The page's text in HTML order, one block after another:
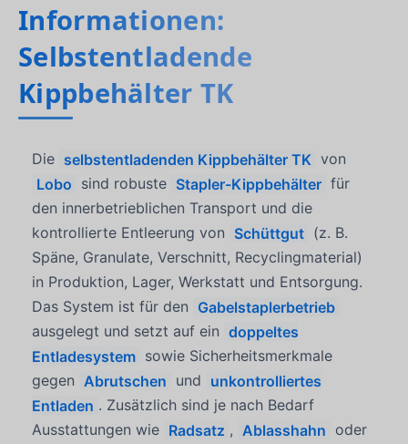
Informationen:
Selbstentladende
Kippbehälter TK
Die selbstentladenden Kippbehälter TK von
Lobo sind robuste Stapler-Kippbehälter für
den innerbetrieblichen Transport und die
kontrollierte Entleerung von Schüttgut (z. B.
Späne, Granulate, Verschnitt, Recyclingmaterial)
in Produktion, Lager, Werkstatt und Entsorgung.
Das System ist für den Gabelstaplerbetrieb
ausgelegt und setzt auf ein doppeltes
Entladesystem sowie Sicherheitsmerkmale
gegen Abrutschen und unkontrolliertes
Entladen . Zusätzlich sind je nach Bedarf
Ausstattungen wie Radsatz , Ablasshahn oder